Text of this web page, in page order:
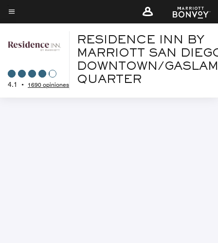
Skip
to
content
Texto del menú
4.1 • 1690 opiniones
RESIDENCE INN BY
MARRIOTT SAN
DOWNTOWN/
QUARTER